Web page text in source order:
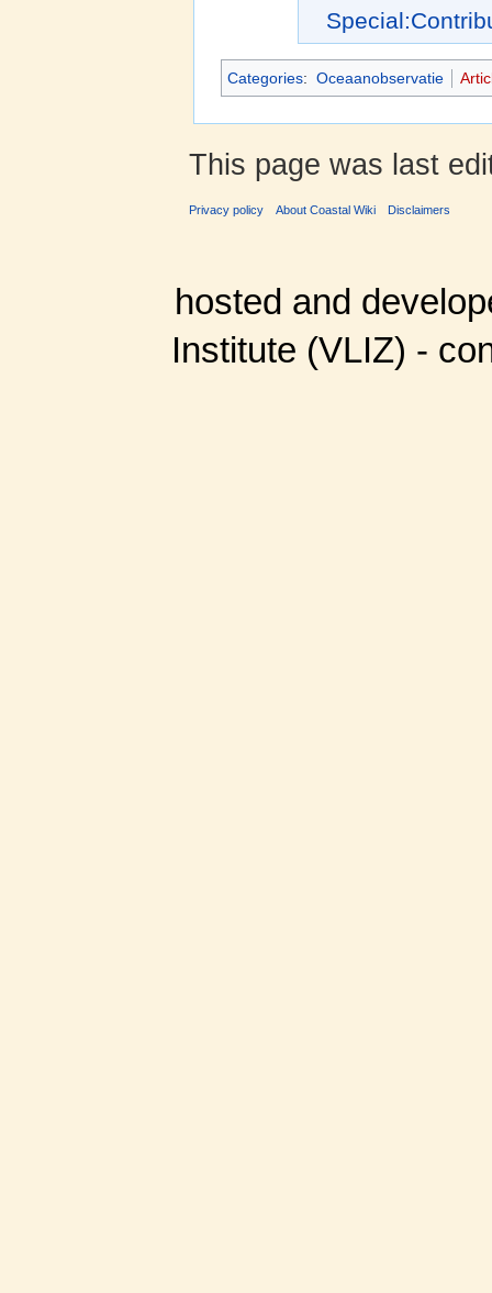
Categories: Oceaanobservatie
This page was last
Privacy policy About Coastal Wiki Disclaimers
hosted and
Institute (VLIZ) -